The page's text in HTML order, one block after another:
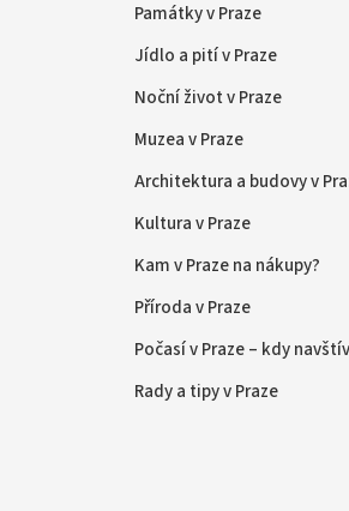
Památky v Praze
Jídlo a pití v Praze
Noční život v Praze
Muzea v Praze
Architektura a budovy v
Kultura v Praze
Kam v Praze na nákupy?
Příroda v Praze
Počasí v Praze – kdy
Rady a tipy v Praze